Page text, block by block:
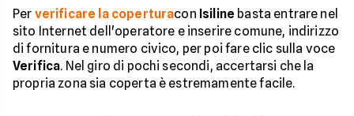
Per verificare la coperturacon Isiline basta entrare nel
sito Internet dell'operatore e inserire comune, indirizzo
di fornitura e numero civico, per poi fare clic sulla voce
Verifica. Nel giro di pochi secondi, accertarsi che la
propria zona sia coperta è estremamente facile.